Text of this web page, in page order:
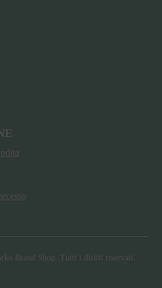
Brand Shop. Tutti i diritti riservati